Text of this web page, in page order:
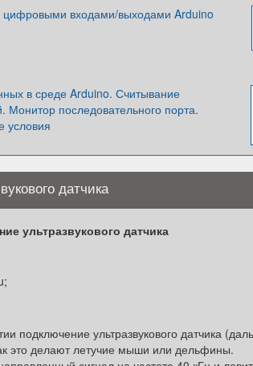
цифровыми входами/выходами Arduino
в среде Arduino. Считывание
Монитор последовательного порта.
условия
датчика
ультразвукового датчика
подключение ультразвукового датчика
это делают летучие мыши или дельфины.